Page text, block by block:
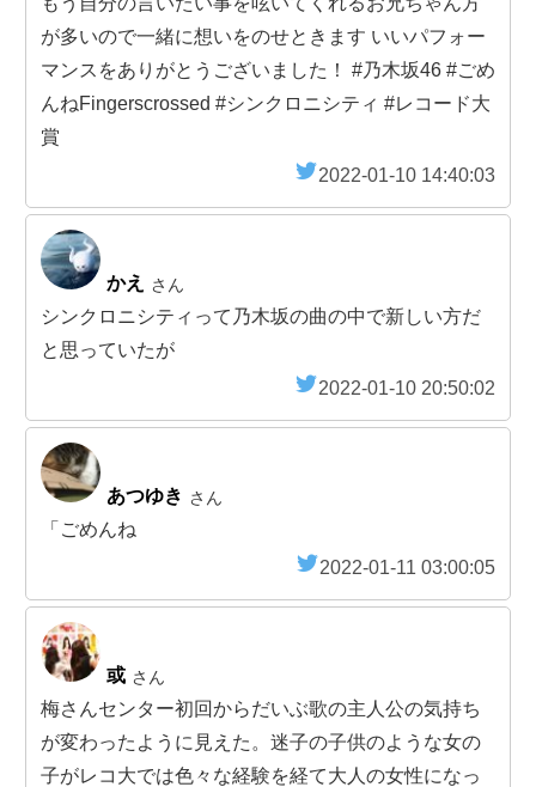
が多いので一緒に想いをのせときます いいパフォー
マンスをありがとうございました！ #乃木坂46 #ごめ
んねFingerscrossed #シンクロニシティ #レコード大
賞
2022-01-10 14:40:03
かえ さん
シンクロニシティって乃木坂の曲の中で新しい方だ
と思っていたが
2022-01-10 20:50:02
あつゆき さん
「ごめんね
2022-01-11 03:00:05
或 さん
梅さんセンター初回からだいぶ歌の主人公の気持ち
が変わったように見えた。迷子の子供のような女の
子がレコ大では色々な経験を経て大人の女性になっ